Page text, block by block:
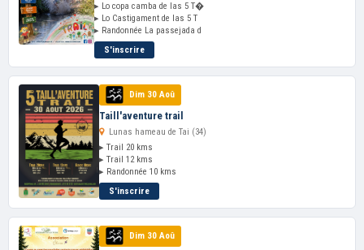
▸ Lo copa camba de las 5 T�
▸ Lo Castigament de las 5 T
▸ Randonnée La passejada d
S'inscrire
Dim 30 Aoû
Taill'aventure trail
Lunas hameau de Tai (34)
▸ Trail 20 kms
▸ Trail 12 kms
▸ Randonnée 10 kms
S'inscrire
Dim 30 Aoû